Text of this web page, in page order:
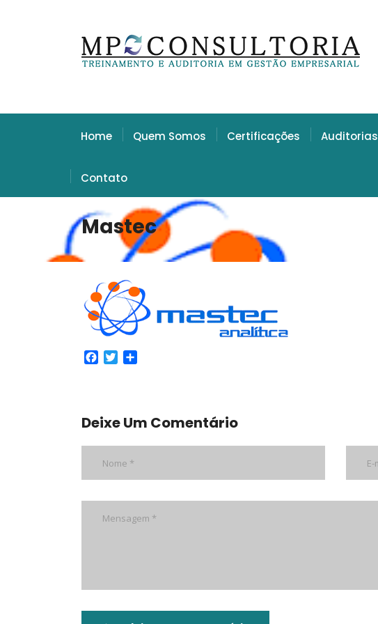
Home Quem Somos Certificações Auditorias
Contato
Mastec
Facebook
Twitter
Deixe Um Comentário